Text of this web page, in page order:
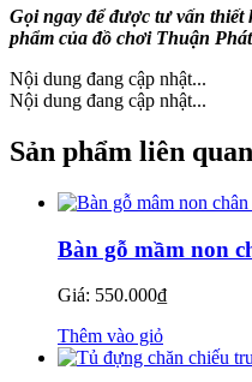
Gọi ngay để được tư vấn thiết
phẩm của đồ chơi Thuận
Nội dung đang cập nhật...
Nội dung đang cập nhật...
Sản phẩm liên quan
Bàn gỗ mầm non
Giá: 550.000₫
Thêm vào giỏ